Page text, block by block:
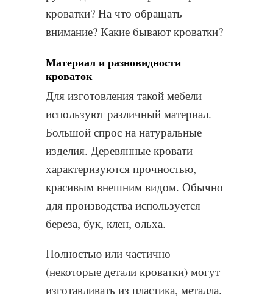
кроватки? На что обращать
внимание? Какие бывают кроватки?
Материал и разновидности
кроваток
Для изготовления такой мебели
используют различный материал.
Большой спрос на натуральные
изделия. Деревянные кровати
характеризуются прочностью,
красивым внешним видом. Обычно
для производства используется
береза, бук, клен, ольха.
Полностью или частично
(некоторые детали кроватки) могут
изготавливать из пластика, металла.